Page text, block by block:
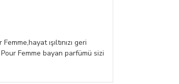
ışıltınızı geri
Femme bayan parfümü sizi